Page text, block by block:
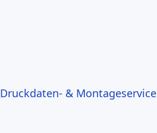
Druckdaten- & Montageservice